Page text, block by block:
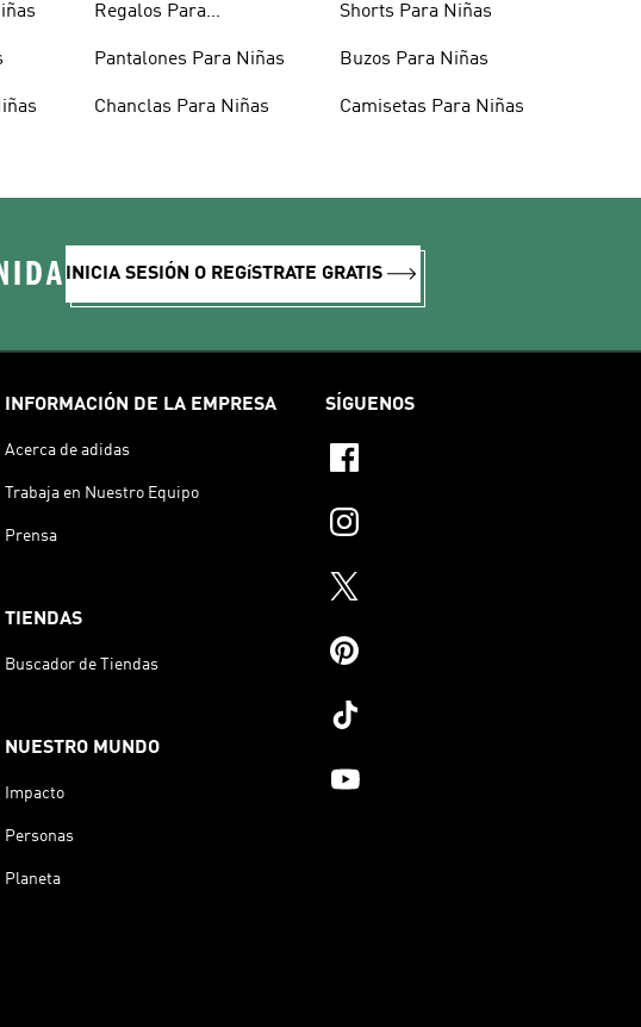
Regalos Para
Pantalones Para Niñas
Chanclas Para Niñas
Shorts Para Niñas
Buzos Para Niñas
Camisetas Para Niñas
INICIA SESIÓN O REGíSTRATE GRATIS
INFORMACIÓN DE LA EMPRESA
Acerca de adidas
Trabaja en Nuestro Equipo
Prensa
TIENDAS
Buscador de Tiendas
NUESTRO MUNDO
Impacto
Personas
Planeta
SÍGUENOS